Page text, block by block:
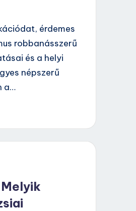
érdemes
robbanásszerű
és a helyi
népszerű
a…